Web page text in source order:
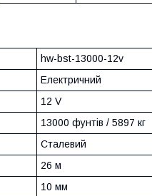
hw-bst-13000-12v
Електричний
12 V
13000 фунтів / 5897 кг
Сталевий
26 м
10 мм